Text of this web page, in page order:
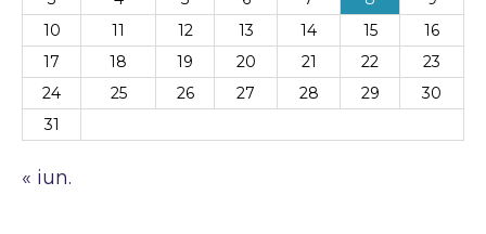
10
11 12 13 14 15
16
17
18 19 20 21 22
23
24
25 26 27 28 29
30
31
« iun.